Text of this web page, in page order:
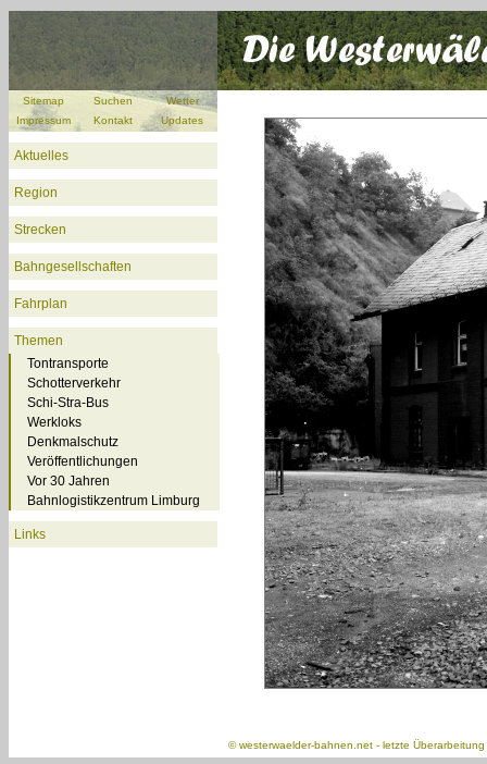
Sitemap Suchen
Wetter
Impressum
Kontakt Updates
Aktuelles
Region
Strecken
Bahngesellschaften
Fahrplan
Themen
Tontransporte
Schotterverkehr
Schi-Stra-Bus
Werkloks
Denkmalschutz
Veröffentlichungen
Vor 30 Jahren
Bahnlogistikzentrum Limburg
Links
©westerwaelder-bahnen.net - letzte